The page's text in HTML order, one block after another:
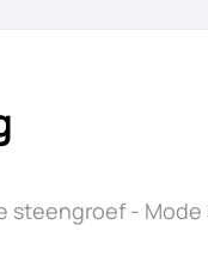
steengroef - Mode